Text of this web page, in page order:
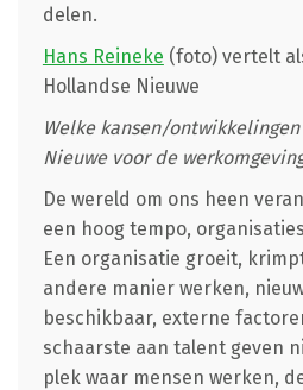
delen.
Hans Reineke (foto) vertelt
Hollandse Nieuwe
Welke kansen/
Nieuwe voor de
De wereld om ons heen
een hoog tempo,
Een organisatie groeit,
andere manier werken,
beschikbaar, externe
schaarste aan talent geven
plek waar mensen werken,